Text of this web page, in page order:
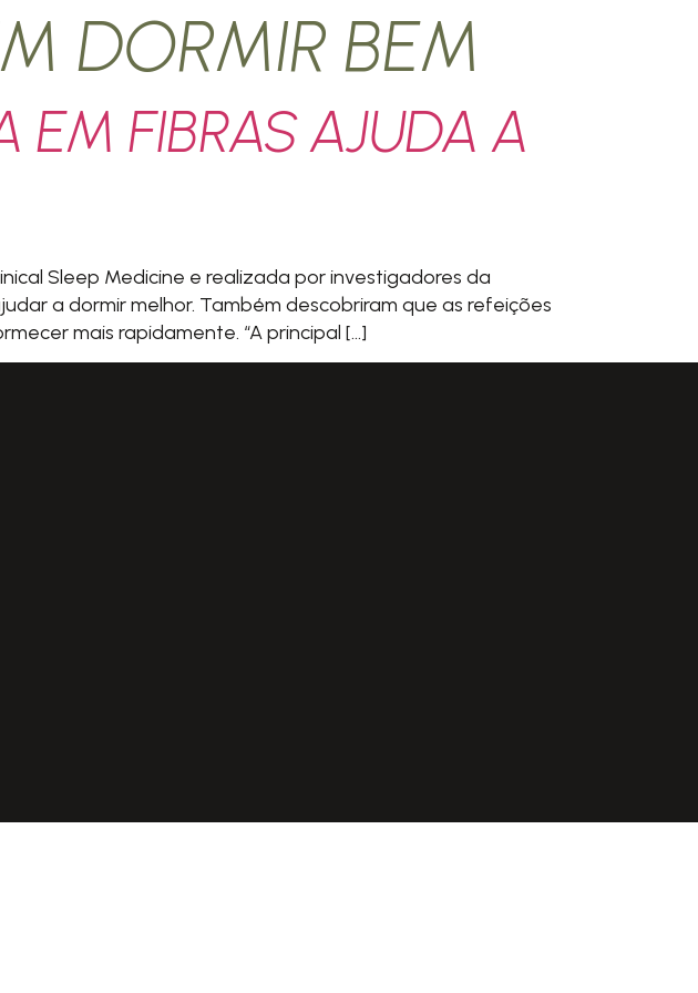
DORMIR BEM
EM FIBRAS AJUDA A
Sleep Medicine e realizada por investigadores da
a dormir melhor. Também descobriram que as refeições
mais rapidamente. “A principal […]